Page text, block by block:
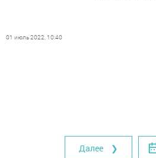
01 июль 2022, 10:40
Далее ❯